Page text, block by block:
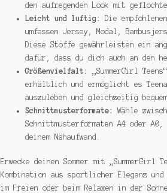
den aufregenden Look mit
Leicht und luftig:
Die
umfassen Jersey, Modal,
Diese Stoffe gewährleisten ein
dafür, dass du dich auch an den
Größenvielfalt:
„SummerGirl
erhältlich und ermöglicht es
auszuleben und gleichzeitig
Schnittmusterformate:
Wähle
Schnittmusterformaten A4 oder
deinem Nähaufwand.
Erwecke deinen Sommer mit „SummerGirl
Kombination aus sportlicher Eleganz und
im Freien oder beim Relaxen in der